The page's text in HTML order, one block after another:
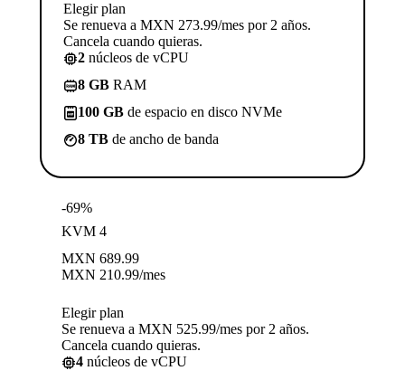
Elegir plan
Se renueva a MXN 273.99/mes por 2 años.
Cancela cuando quieras.
2 núcleos de vCPU
8 GB RAM
100 GB de espacio en disco NVMe
8 TB de ancho de banda
-69%
KVM 4
MXN 689.99
MXN 210.99/mes
Elegir plan
Se renueva a MXN 525.99/mes por 2 años.
Cancela cuando quieras.
4 núcleos de vCPU